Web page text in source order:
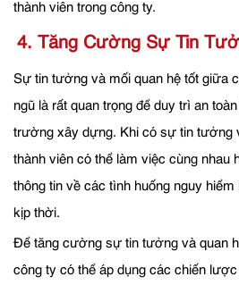
thành viên trong công ty.
4. Tăng Cường Sự Tin
Sự tin tưởng và mối quan hệ tốt giữa
ngũ là rất quan trọng để duy trì an
trường xây dựng. Khi có sự tin tưởng
thành viên có thể làm việc cùng nhau
thông tin về các tình huống nguy
kịp thời.
Để tăng cường sự tin tưởng và quan
công ty có thể áp dụng các chiến